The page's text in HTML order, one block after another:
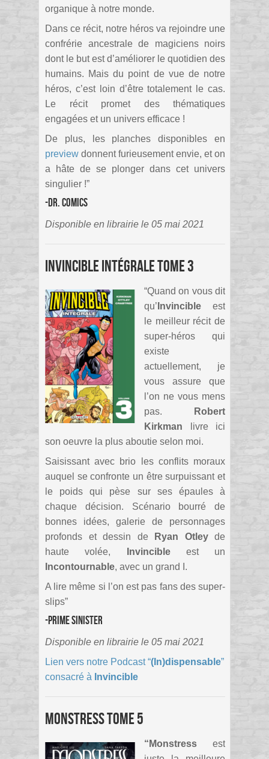
organique à notre monde.
Dans ce récit, notre héros va rejoindre une
confrérie ancestrale de magiciens noirs
dont le but est d’améliorer le quotidien des
humains. Mais du point de vue de notre
héros, c’est loin d’être totalement le cas.
Le récit promet des thématiques
engagées et un univers efficace !
De plus, les planches disponibles en
preview donnent furieusement envie, et on
a hâte de se plonger dans cet univers
singulier !”
-Dr. Comics
Disponible en librairie le 05 mai 2021
Invincible Intégrale Tome 3
“Quand on vous dit
qu’ Invincible est
le meilleur récit de
super-héros qui
existe
actuellement, je
vous assure que
l’on ne vous mens
pas.
Robert
Kirkman livre ici
son oeuvre la plus aboutie selon moi.
Saisissant avec brio les conflits moraux
auquel se confronte un être surpuissant et
le poids qui pèse sur ses épaules à
chaque décision. Scénario bourré de
bonnes idées, galerie de personnages
profonds et dessin de
Ryan Otleyde
haute volée,
Invincibleest un
Incontournable, avec un grand I.
A lire même si l’on est pas fans des super-
slips”
-Prime Sinister
Disponible en librairie le 05 mai 2021
Lien vers notre Podcast “(In)dispensable”
consacré à Invincible
Monstress Tome 5
“Monstress est